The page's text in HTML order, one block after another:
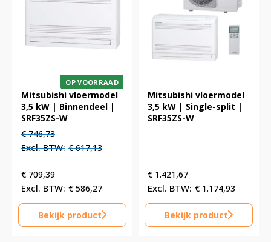
OP VOORRAAD
Mitsubishi vloermodel
3,5 kW | Binnendeel |
SRF35ZS-W
Oorspronkelijke
prijs
€ 746,73.
€746,73Huidige
prijs€617,13
€ 709,39
€ 586,27
Bekijk product
Mitsubishi vloermodel
3,5 kW | Single-split |
SRF35ZS-W
€ 1.421,67
€ 1.174,93
Bekijk product